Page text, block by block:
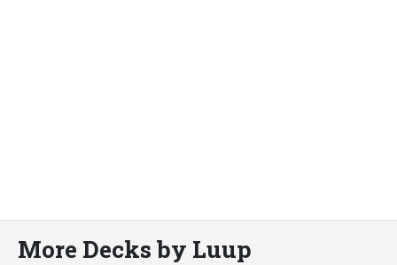
More Decks by Luup